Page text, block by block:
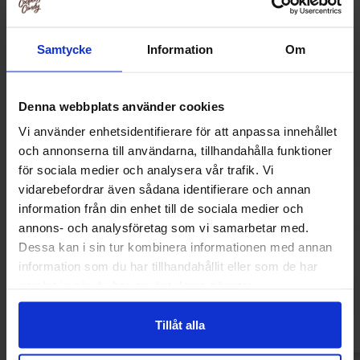
Samtycke Information Om
Denna webbplats använder cookies
Vi använder enhetsidentifierare för att anpassa innehållet
och annonserna till användarna, tillhandahålla funktioner
för sociala medier och analysera vår trafik. Vi
vidarebefordrar även sådana identifierare och annan
information från din enhet till de sociala medier och
annons- och analysföretag som vi samarbetar med.
Dessa kan i sin tur kombinera informationen med annan
information som du har tillhandahållit eller som de har
Tillåt alla
Haribo Krakelingen 1.05kg
269.91 kr
Haribo Drop